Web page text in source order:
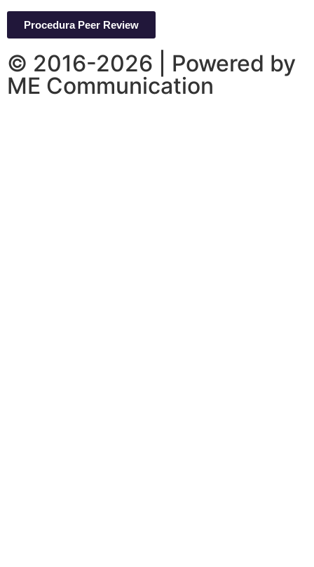
Procedura Peer Review
© 2016-2026 | Powered by
ME Communication